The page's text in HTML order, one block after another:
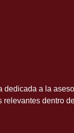
dedicada a la
dentro